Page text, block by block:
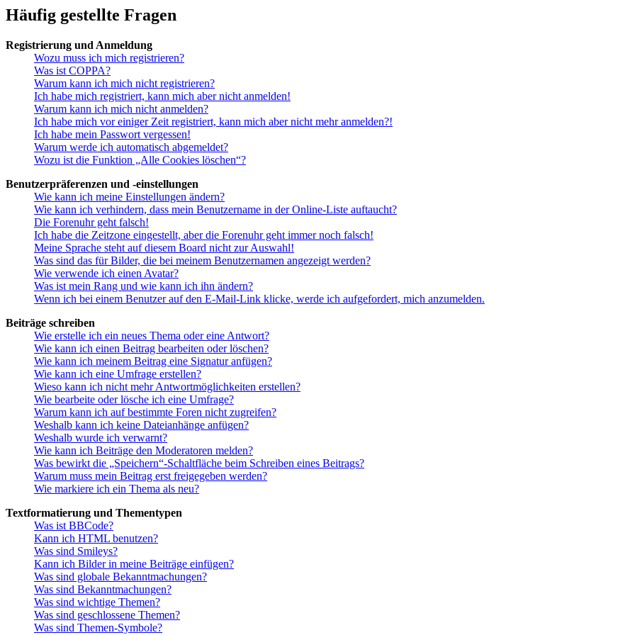
Häufig gestellte Fragen
Registrierung und Anmeldung
Wozu muss ich mich registrieren?
Was ist COPPA?
Warum kann ich mich nicht registrieren?
Ich habe mich registriert, kann mich aber nicht anmelden!
Warum kann ich mich nicht anmelden?
Ich habe mich vor einiger Zeit registriert, kann mich aber nicht mehr anmelden?!
Ich habe mein Passwort vergessen!
Warum werde ich automatisch abgemeldet?
Wozu ist die Funktion „Alle Cookies löschen“?
Benutzerpräferenzen und -einstellungen
Wie kann ich meine Einstellungen ändern?
Wie kann ich verhindern, dass mein Benutzername in der Online-Liste auftaucht?
Die Forenuhr geht falsch!
Ich habe die Zeitzone eingestellt, aber die Forenuhr geht immer noch falsch!
Meine Sprache steht auf diesem Board nicht zur Auswahl!
Was sind das für Bilder, die bei meinem Benutzernamen angezeigt werden?
Wie verwende ich einen Avatar?
Was ist mein Rang und wie kann ich ihn ändern?
Wenn ich bei einem Benutzer auf den E-Mail-Link klicke, werde ich aufgefordert, mich anzumelden.
Beiträge schreiben
Wie erstelle ich ein neues Thema oder eine Antwort?
Wie kann ich einen Beitrag bearbeiten oder löschen?
Wie kann ich meinem Beitrag eine Signatur anfügen?
Wie kann ich eine Umfrage erstellen?
Wieso kann ich nicht mehr Antwortmöglichkeiten erstellen?
Wie bearbeite oder lösche ich eine Umfrage?
Warum kann ich auf bestimmte Foren nicht zugreifen?
Weshalb kann ich keine Dateianhänge anfügen?
Weshalb wurde ich verwarnt?
Wie kann ich Beiträge den Moderatoren melden?
Was bewirkt die „Speichern“-Schaltfläche beim Schreiben eines Beitrags?
Warum muss mein Beitrag erst freigegeben werden?
Wie markiere ich ein Thema als neu?
Textformatierung und Thementypen
Was ist BBCode?
Kann ich HTML benutzen?
Was sind Smileys?
Kann ich Bilder in meine Beiträge einfügen?
Was sind globale Bekanntmachungen?
Was sind Bekanntmachungen?
Was sind wichtige Themen?
Was sind geschlossene Themen?
Was sind Themen-Symbole?